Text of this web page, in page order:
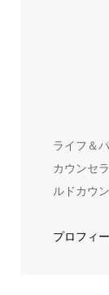
ライフ＆
カウンセ
ルドカウ
プロフィ